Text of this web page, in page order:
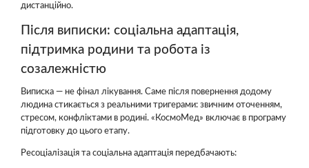
дистанційно.
Після виписки: соціальна адаптація,
підтримка родини та робота із
созалежністю
Виписка — не фінал лікування. Саме після повернення додому
людина стикається з реальними тригерами: звичним оточенням,
стресом, конфліктами в родині. «КосмоМед» включає в програму
підготовку до цього етапу.
Ресоціалізація та соціальна адаптація передбачають: